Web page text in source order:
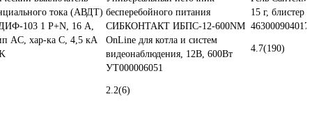
тока (АВДТ)
103 1 Р+N, 16 А,
AC, хар-ка C, 4,5 кА
бесперебойного питания
СИБКОНТАКТ ИБПС-12-600NM
OnLine для котла и систем
видеонаблюдения, 12В, 600Вт
УТ000006051
2.2(6)
15 г, блистер
4.7(190)